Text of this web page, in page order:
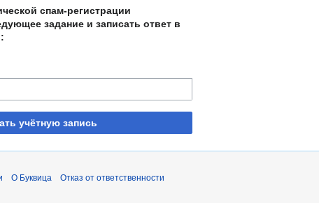
спам-регистрации
задание и записать ответ в
учётную запись
О Буквица Отказ от ответственности